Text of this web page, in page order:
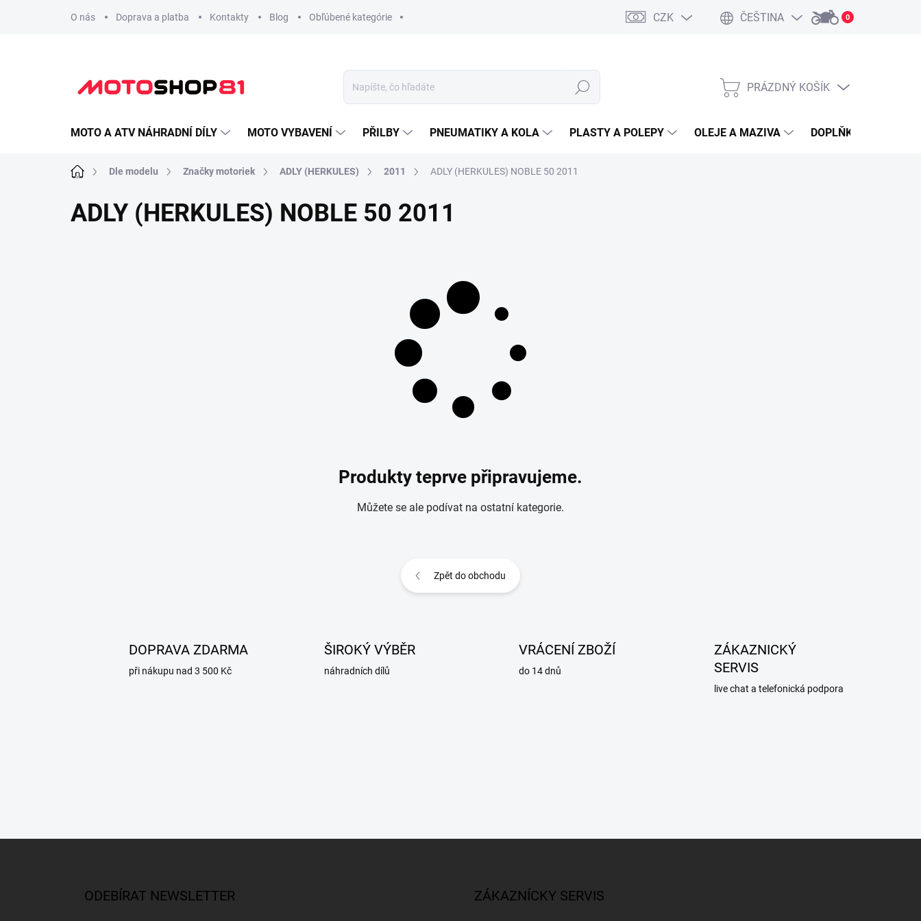
O nás Doprava a platba Kontakty Blog Obľúbené kategórie CZK ČEŠTINA 0
Hledat
NÁKUPNÍ
PRÁZDNÝ KOŠÍK
MOTO A ATV NÁHRADNÍ DÍLY MOTO VYBAVENÍ PŘILBY PNEUMATIKY A KOLA PLASTY A POLEPY OLEJE A MAZIVA DOPLŇKY A
Domů Dle modelu Značky motoriek ADLY (HERKULES) 2011 ADLY (HERKULES) NOBLE 50 2011
ADLY (HERKULES) NOBLE 50 2011
Produkty teprve připravujeme.
Můžete se ale podívat na ostatní kategorie.
Zpět do obchodu
DOPRAVA ZDARMA
při nákupu nad 3 500 Kč
ŠIROKÝ VÝBĚR
náhradních dílů
VRÁCENÍ ZBOŽÍ
do 14 dnů
ZÁKAZNICKÝ
SERVIS
live chat a telefonická podpora
ODEBÍRAT NEWSLETTER ZÁKAZNÍCKY SERVIS